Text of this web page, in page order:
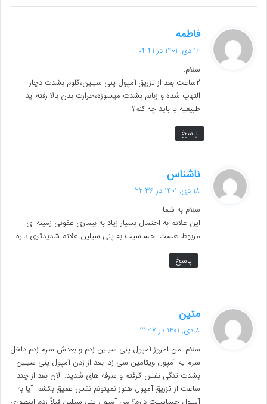
فاطمه
16 دی, 1401 در 04:41
سلام.
۲ساعت بعد از تزریق آمپول پنی سیلین،گلوم بشدت دچار
التهاب شده و زبانم بشدت میسوزه،حرارت بدن بالا رفته.اینا
طبیعیه یا باید چه کنم؟
پاسخ
ناشناس
ف
:
18 دی, 1401 در 22:36
سلام به شما
این علائم به احتمال بسیار زیاد به بیماری عفونی زمینه ای
مربوط هست. حساسیت به پنی سیلین علائم شدیدتری داره.
پاسخ
متین
ف
:
8 دی, 1401 در 22:17
سلام. من امروز آمپول پنی سیلین زدم و بعدش سرم زدم داخل
سرم یه آمپول ویتامین سی زد. بعد از زدن آمپول پنی سیلین
بشدت تنگی نفس گرفتم و سرفه های شدید. الان بعد از چند
ساعت از تزریق آمپول هنوز نمیتونم نفس عمیق بکشم. آیا به